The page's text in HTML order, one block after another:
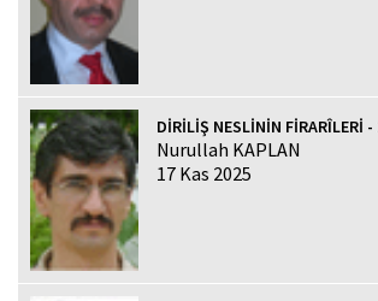
DİRİLİŞ NESLİNİN FİRARÎLERİ
Nurullah KAPLAN
17 Kas 2025